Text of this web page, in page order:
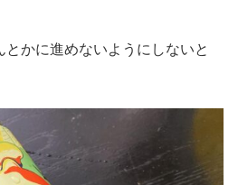
かに進めないようにしないと